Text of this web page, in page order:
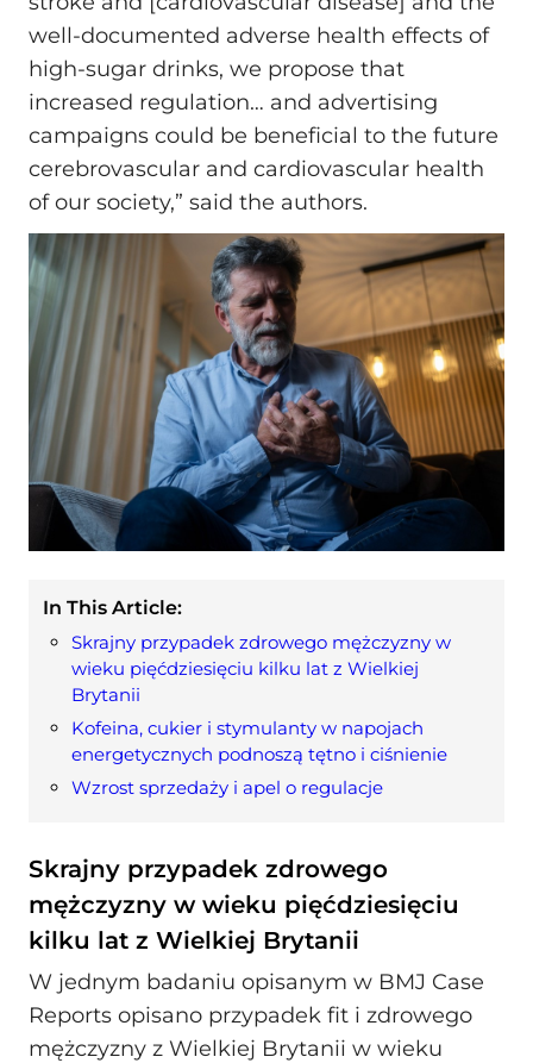
well-documented adverse health effects of
high-sugar drinks, we propose that
increased regulation… and advertising
campaigns could be beneficial to the future
cerebrovascular and cardiovascular health
of our society,” said the authors.
In This Article:
Skrajny przypadek zdrowego mężczyzny w
wieku pięćdziesięciu kilku lat z Wielkiej
Brytanii
Kofeina, cukier i stymulanty w napojach
energetycznych podnoszą tętno i ciśnienie
Wzrost sprzedaży i apel o regulacje
Skrajny przypadek zdrowego
mężczyzny w wieku pięćdziesięciu
kilku lat z Wielkiej Brytanii
W jednym badaniu opisanym w BMJ Case
Reports opisano przypadek fit i zdrowego
mężczyzny z Wielkiej Brytanii w wieku